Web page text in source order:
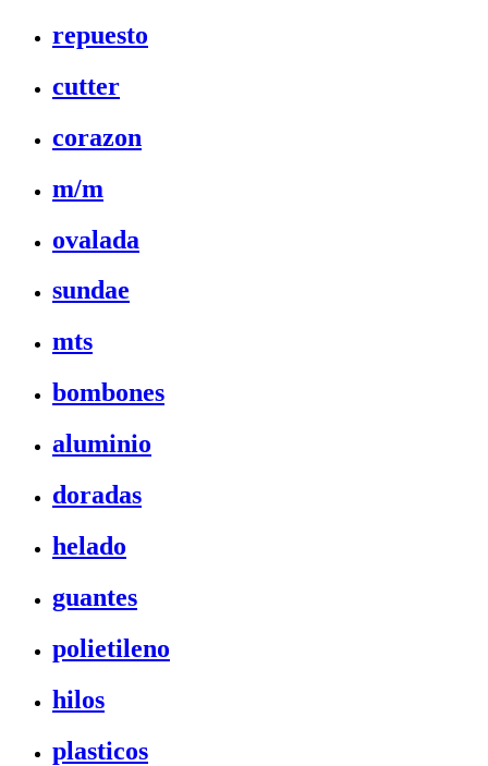
repuesto
cutter
corazon
m/m
ovalada
sundae
mts
bombones
aluminio
doradas
helado
guantes
polietileno
hilos
plasticos